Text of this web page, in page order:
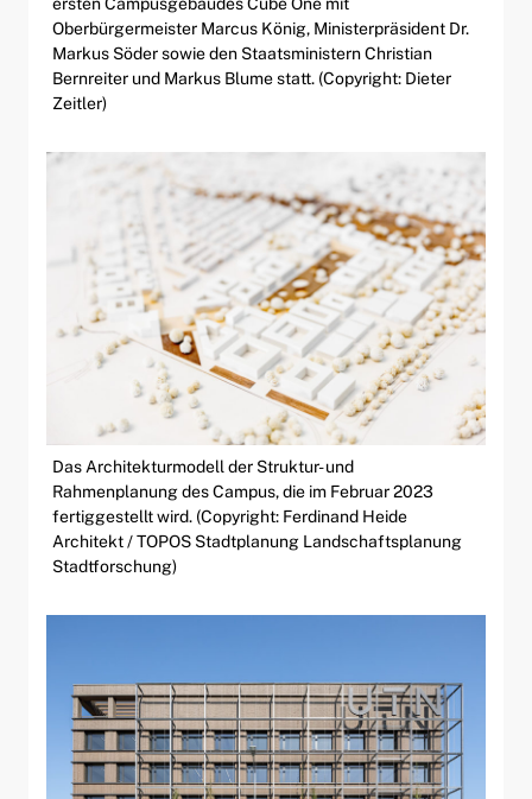
ersten Campusgebäudes Cube One mit
Oberbürgermeister Marcus König, Ministerpräsident Dr.
Markus Söder sowie den Staatsministern Christian
Bernreiter und Markus Blume statt. (Copyright: Dieter
Zeitler)
Das Architekturmodell der Struktur- und
Rahmenplanung des Campus, die im Februar 2023
fertiggestellt wird. (Copyright: Ferdinand Heide
Architekt / TOPOS Stadtplanung Landschaftsplanung
Stadtforschung)